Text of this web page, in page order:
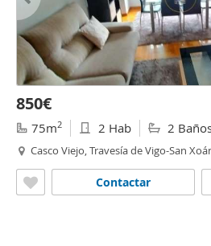
850€
75m2 2 Hab 2
Casco Viejo, Travesía de Vigo-San
Contactar